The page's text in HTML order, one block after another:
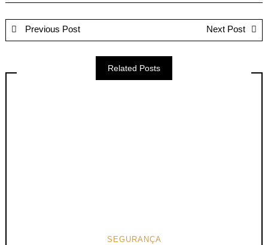
Previous Post Next Post
Related Posts
SEGURANÇA